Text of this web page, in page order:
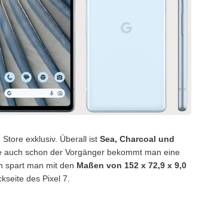
exklusiv. Überall ist Sea, Charcoal und
auch schon der Vorgänger bekommt man eine
spart man mit den Maßen von 152 x 72,9 x 9,0
des Pixel 7.